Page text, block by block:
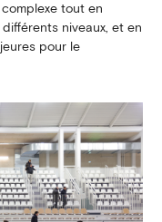
tout en
niveaux, et en
pour le